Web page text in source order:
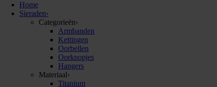
Home
Sieraden›
Categorieën›
Armbanden
Kettingen
Oorbellen
Oorknopjes
Hangers
Materiaal›
Titanium